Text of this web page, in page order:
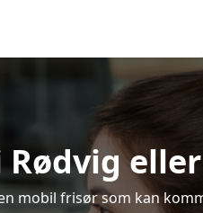
Rødvig
mobil frisør som kan